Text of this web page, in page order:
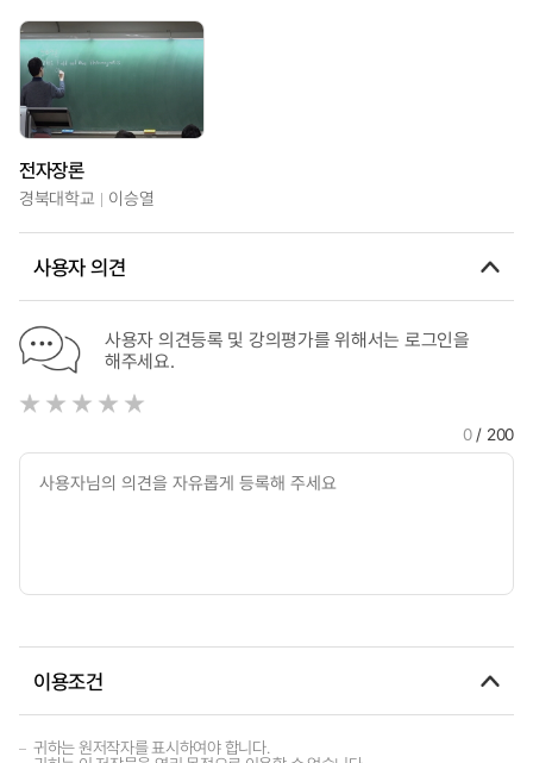
전자장론
경북대학교 이승열
사용자 의견
사용자 의견등록 및 강의평가를 위해서는 로그인을
해주세요.
0/ 200
이용조건
귀하는 원저작자를 표시하여야 합니다.